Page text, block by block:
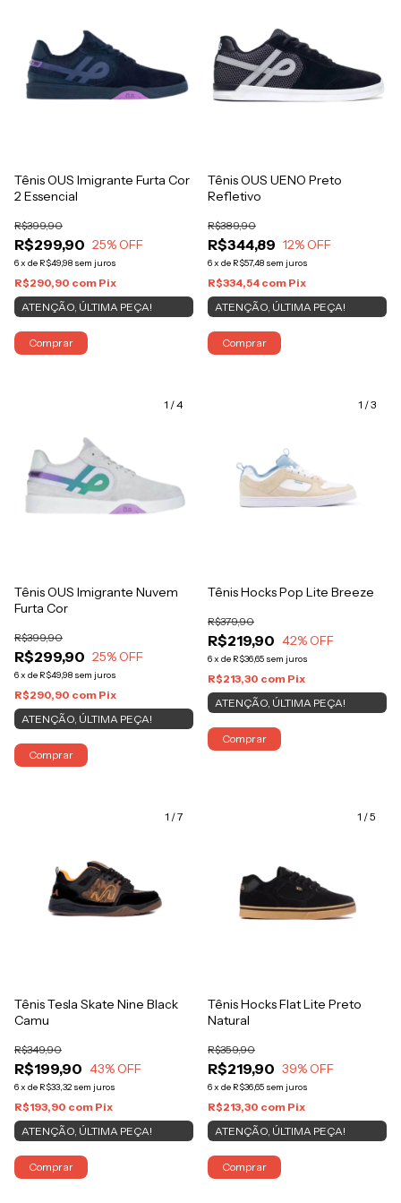
Tênis OUS Imigrante Furta Cor
2 Essencial
R$299,90
R$399,90
25% OFF
6x de R$49,98 sem juros
R$290,90 com Pix
ATENÇÃO, ÚLTIMA PEÇA!
Comprar
Tênis OUS UENO Preto
Refletivo
R$344,89
R$389,90
12% OFF
6x de R$57,48 sem juros
R$334,54 com Pix
ATENÇÃO, ÚLTIMA PEÇA!
Comprar
1 /4
Tênis OUS Imigrante Nuvem
Furta Cor
R$299,90
R$399,90
25% OFF
6x de R$49,98 sem juros
R$290,90 com Pix
ATENÇÃO, ÚLTIMA PEÇA!
Comprar
1 /3
Tênis Hocks Pop Lite Breeze
R$219,90
R$379,90
42% OFF
6x de R$36,65 sem juros
R$213,30 com Pix
ATENÇÃO, ÚLTIMA PEÇA!
Comprar
1 /7
Tênis Tesla Skate Nine Black
Camu
R$199,90
R$349,90
43% OFF
6x de R$33,32 sem juros
R$193,90 com Pix
ATENÇÃO, ÚLTIMA PEÇA!
Comprar
1 /5
Tênis Hocks Flat Lite Preto
Natural
R$219,90
R$359,90
39% OFF
6x de R$36,65 sem juros
R$213,30 com Pix
ATENÇÃO, ÚLTIMA PEÇA!
Comprar